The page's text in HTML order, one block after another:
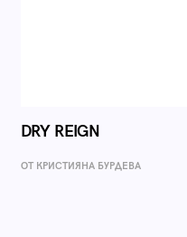
DRY REIGN
ОТ КРИСТИЯНА БУРДЕВА